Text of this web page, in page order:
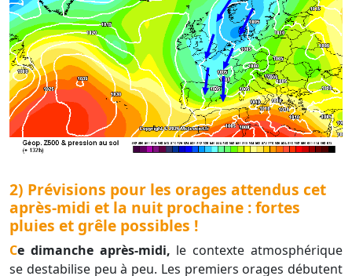
2) Prévisions pour les orages attendus cet
après-midi et la nuit prochaine : fortes
pluies et grêle possibles !
Ce dimanche après-midi, le contexte atmosphérique
se destabilise peu à peu. Les premiers orages débutent